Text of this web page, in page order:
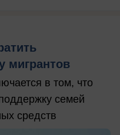
мигрантов
в том, что
семей
средств